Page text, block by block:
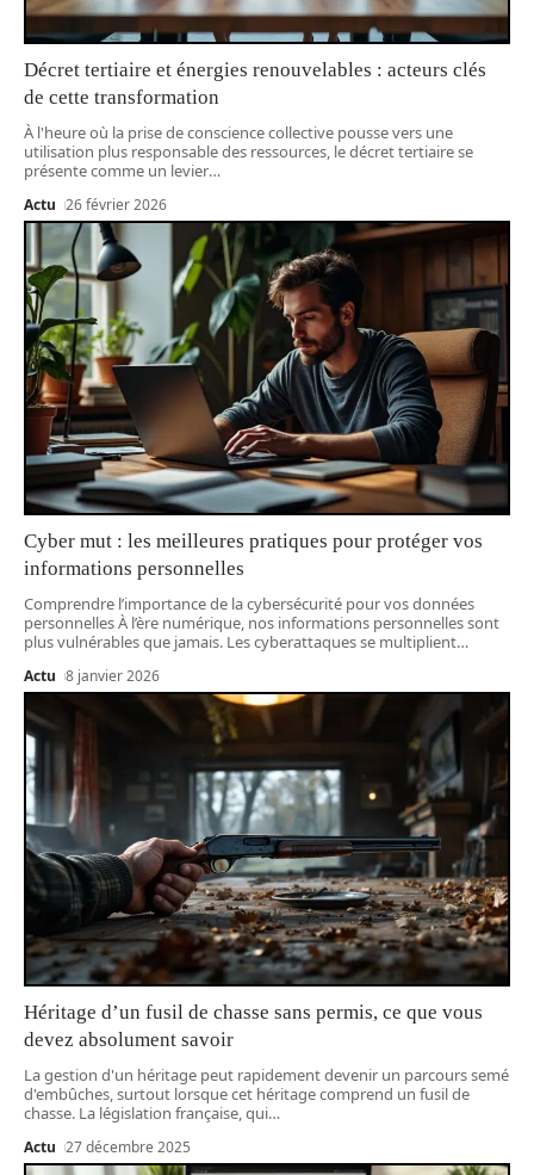
Décret tertiaire et énergies renouvelables : acteurs clés
de cette transformation
À l'heure où la prise de conscience collective pousse vers une
utilisation plus responsable des ressources, le décret tertiaire se
présente comme un levier…
Actu 26 février 2026
Cyber mut : les meilleures pratiques pour protéger vos
informations personnelles
Comprendre l’importance de la cybersécurité pour vos données
personnelles À l’ère numérique, nos informations personnelles sont
plus vulnérables que jamais. Les cyberattaques se multiplient…
Actu 8 janvier 2026
Héritage d’un fusil de chasse sans permis, ce que vous
devez absolument savoir
La gestion d'un héritage peut rapidement devenir un parcours semé
d'embûches, surtout lorsque cet héritage comprend un fusil de
chasse. La législation française, qui…
Actu 27 décembre 2025